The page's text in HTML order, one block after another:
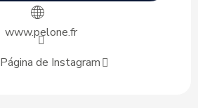
www.pelone.fr
Página de Instagram